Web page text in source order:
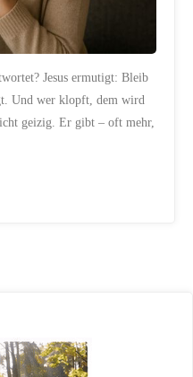
Jesus ermutigt: Bleib
Und wer klopft, dem wird
geizig. Er gibt – oft mehr,